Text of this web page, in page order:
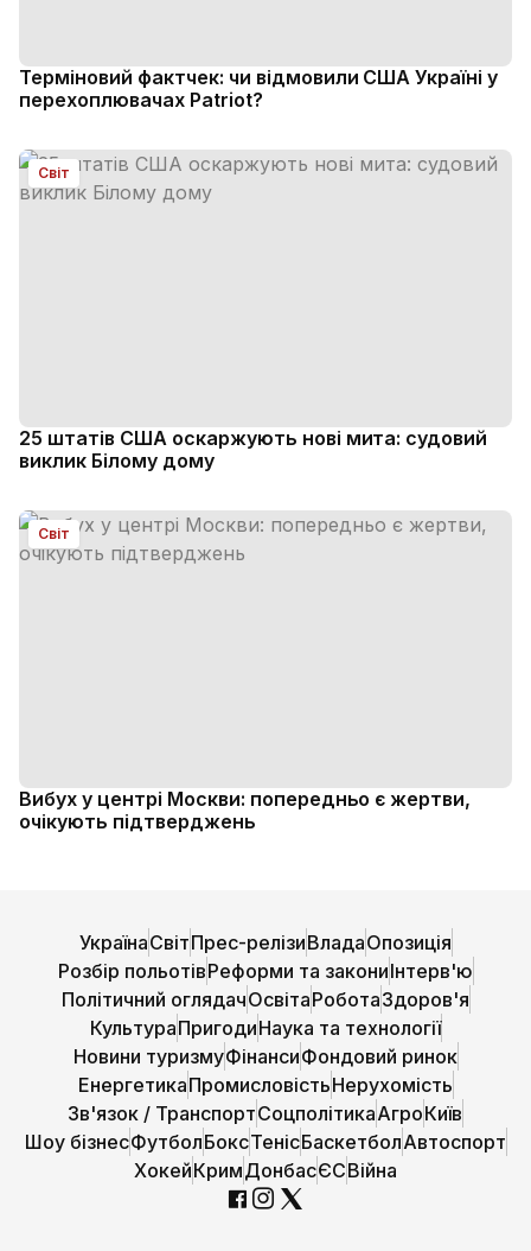
Терміновий фактчек: чи відмовили США Україні у
перехоплювачах Patriot?
Світ
25 штатів США оскаржують нові мита: судовий
виклик Білому дому
Світ
Вибух у центрі Москви: попередньо є жертви,
очікують підтверджень
УкраїнаСвітПрес-релізиВладаОпозиція
Розбір польотівРеформи та закониІнтерв'ю
Політичний оглядачОсвітаРоботаЗдоров'я
КультураПригодиНаука та технології
Новини туризмуФінансиФондовий ринок
ЕнергетикаПромисловістьНерухомість
Зв'язок / ТранспортСоцполітикаАгроКиїв
Шоу бізнесФутболБоксТенісБаскетболАвтоспорт
ХокейКримДонбасЄСВійна